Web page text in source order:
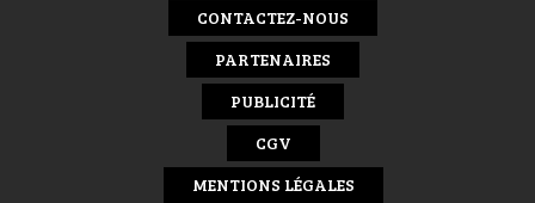
CONTACTEZ-NOUS
PARTENAIRES
PUBLICITÉ
CGV
MENTIONS LÉGALES